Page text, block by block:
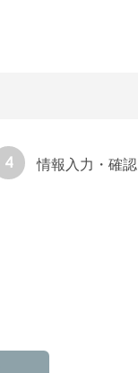
4 情報入力・確認